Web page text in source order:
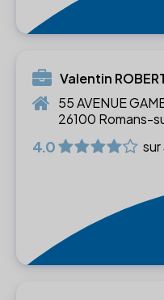
Valentin
55 AVENUE
26100 Romans-
4.0 sur